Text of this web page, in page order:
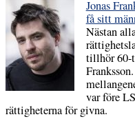
Jonas
få sitt
Nästan
tillhör 60-
var före
rättigheterna för givna.